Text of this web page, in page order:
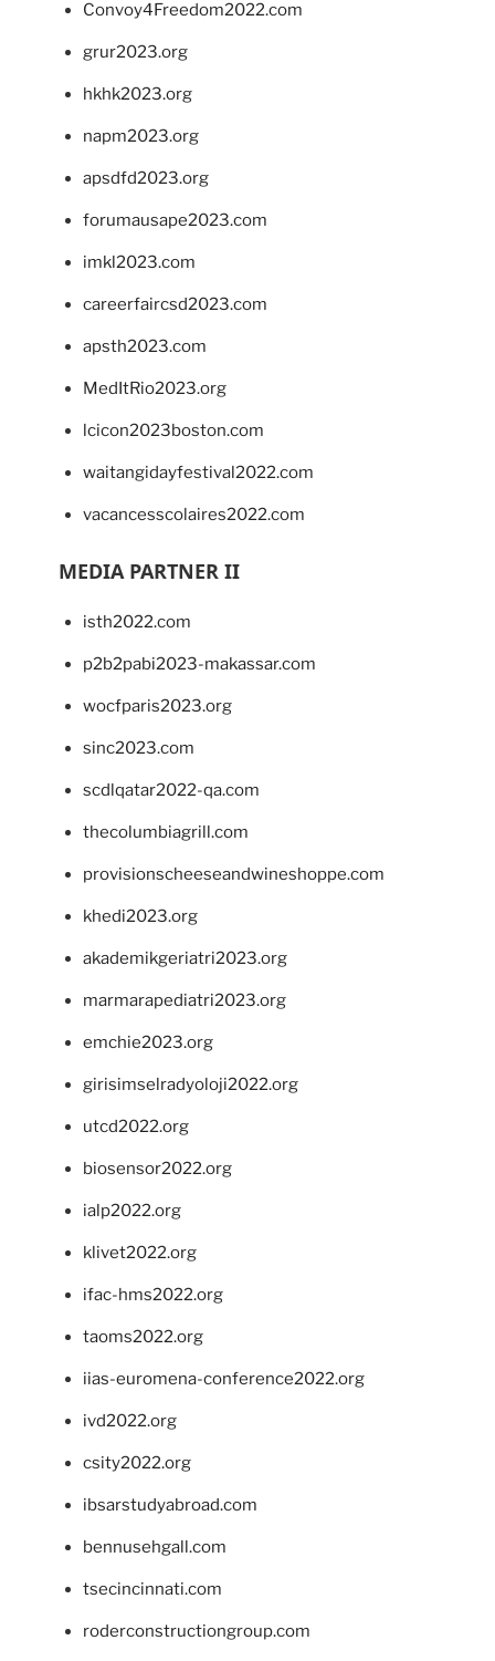
Convoy4Freedom2022.com
grur2023.org
hkhk2023.org
napm2023.org
apsdfd2023.org
forumausape2023.com
imkl2023.com
careerfaircsd2023.com
apsth2023.com
MedItRio2023.org
lcicon2023boston.com
waitangidayfestival2022.com
vacancesscolaires2022.com
MEDIA PARTNER II
isth2022.com
p2b2pabi2023-makassar.com
wocfparis2023.org
sinc2023.com
scdlqatar2022-qa.com
thecolumbiagrill.com
provisionscheeseandwineshoppe.com
khedi2023.org
akademikgeriatri2023.org
marmarapediatri2023.org
emchie2023.org
girisimselradyoloji2022.org
utcd2022.org
biosensor2022.org
ialp2022.org
klivet2022.org
ifac-hms2022.org
taoms2022.org
iias-euromena-conference2022.org
ivd2022.org
csity2022.org
ibsarstudyabroad.com
bennusehgall.com
tsecincinnati.com
roderconstructiongroup.com